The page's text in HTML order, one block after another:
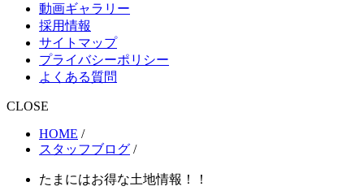
動画ギャラリー
採用情報
サイトマップ
プライバシーポリシー
よくある質問
CLOSE
HOME /
スタッフブログ /
たまにはお得な土地情報！！